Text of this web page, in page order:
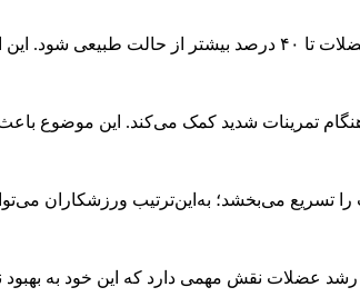
مشهود است.
تمرینات شدید کمک می‌کند. این موضوع
تسریع می‌بخشد؛ به‌این‌ترتیب ورزشکاران
عضلات نقش مهمی دارد که این خود به بهبود